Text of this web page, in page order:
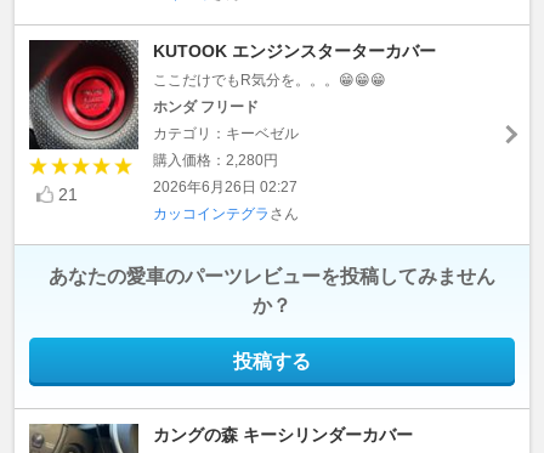
21
KUTOOK エンジンスターターカバー
ここだけでもR気分を。。。😁😁😁
ホンダ フリード
カテゴリ：キーベゼル
購入価格：2,280円
2026年6月26日 02:27
カッコインテグラ さん
あなたの愛車のパーツレビューを投稿してみません
か？
投稿する
カングの森 キーシリンダーカバー